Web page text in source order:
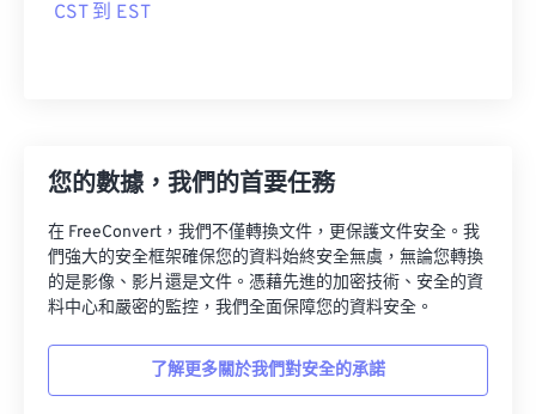
CST 到 EST
您的數據，我們的首要任務
在 FreeConvert，我們不僅轉換文件，更保護文件安全。我
們強大的安全框架確保您的資料始終安全無虞，無論您轉換
的是影像、影片還是文件。憑藉先進的加密技術、安全的資
料中心和嚴密的監控，我們全面保障您的資料安全。
了解更多關於我們對安全的承諾